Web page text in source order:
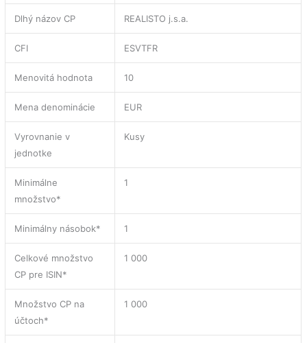
Dlhý názov CP REALISTO j.s.a.
CFI ESVTFR
Menovitá hodnota 10
Mena denominácie EUR
Vyrovnanie v
jednotke
Kusy
Minimálne
množstvo*
1
Minimálny násobok* 1
Celkové množstvo
CP pre ISIN*
1 000
Množstvo CP na
účtoch*
1 000